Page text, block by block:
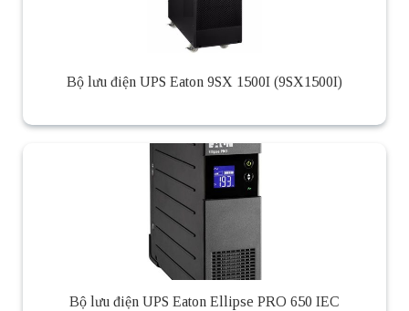
Bộ lưu điện UPS Eaton 9SX 1500I (9SX1500I)
Bộ lưu điện UPS Eaton Ellipse PRO 650 IEC